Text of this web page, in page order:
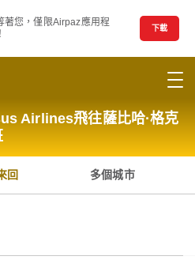
著您，僅限Airpaz應用程
下載
Airlines飛往薩比哈·格克
回 多個城市